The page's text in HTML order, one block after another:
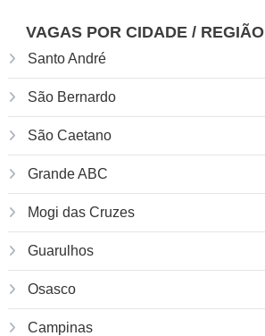
Post
VAGAS POR CIDADE / REGIÃO
Santo André
São Bernardo
São Caetano
Grande ABC
Mogi das Cruzes
Guarulhos
Osasco
Campinas